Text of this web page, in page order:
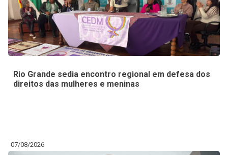
Rio Grande sedia encontro regional em defesa dos
direitos das mulheres e meninas
07/08/2026